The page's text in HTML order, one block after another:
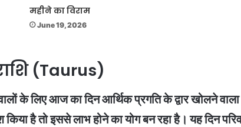
महीने का विराम
June 19, 2026
(Taurus)
के लिए आज का दिन आर्थिक प्रगति के द्वार खोलने
किया है तो इससे लाभ होने का योग बन रहा है। यह दिन